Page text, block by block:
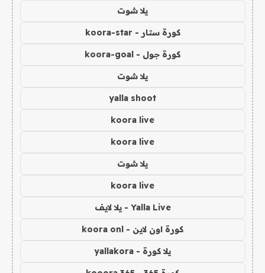
يلا شوت
كورة ستار - koora-star
كورة جول - koora-goal
يلا شوت
yalla shoot
koora live
koora live
يلا شوت
koora live
Yalla Live - يلا لايف
كورة اون لاين - koora onl
يلا كورة - yallakora